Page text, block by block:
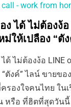
ได้ ไม่ต้องง้
ม่ให้เปลือง “ตั
ด้ ไม่ต้องง้อ LINE
ตังค์” ไลน์ ขายขอ
รองใจคนไทย ใน
หรือ ที่ฮิตที่สุดวัน